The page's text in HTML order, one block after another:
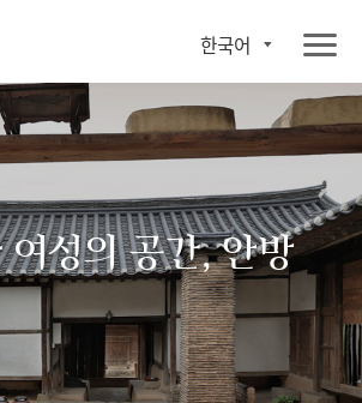
한국어
여성의 공간, 안방